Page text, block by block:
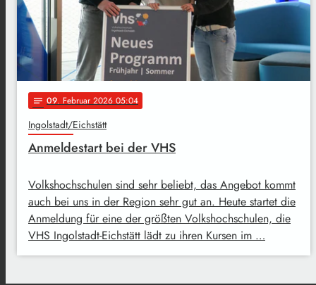
notes 09. Februar 2026 05:04
Ingolstadt/Eichstätt
Anmeldestart bei der VHS
Volkshochschulen sind sehr beliebt, das Angebot kommt
auch bei uns in der Region sehr gut an. Heute startet die
Anmeldung für eine der größten Volkshochschulen, die
VHS Ingolstadt-Eichstätt lädt zu ihren Kursen im …